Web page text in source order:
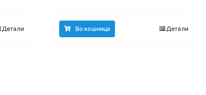
Детали Во кошница Детали